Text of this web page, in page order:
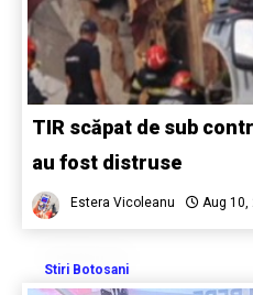
TIR scăpat de sub
au fost distruse
Estera Vicoleanu Aug 10,
Stiri Botosani